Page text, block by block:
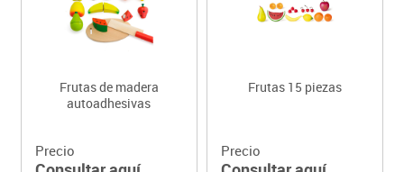
Frutas de madera
autoadhesivas
Precio
Frutas 15 piezas
Precio